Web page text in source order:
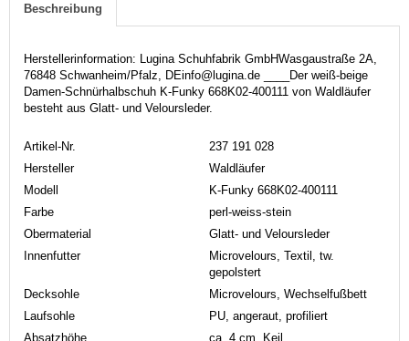
Beschreibung
Herstellerinformation: Lugina Schuhfabrik GmbHWasgaustraße 2A,
76848 Schwanheim/Pfalz, DEinfo@lugina.de ____Der weiß-beige
Damen-Schnürhalbschuh K-Funky 668K02-400111 von Waldläufer
besteht aus Glatt- und Veloursleder.
Artikel-Nr.
237 191 028
Hersteller
Waldläufer
Modell
K-Funky 668K02-400111
Farbe
perl-weiss-stein
Obermaterial
Glatt- und Veloursleder
Innenfutter
Microvelours, Textil, tw.
gepolstert
Decksohle
Microvelours, Wechselfußbett
Laufsohle
PU, angeraut, profiliert
Absatzhöhe
ca. 4 cm, Keil